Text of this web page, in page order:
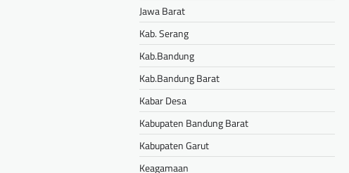
Jawa Barat
Kab. Serang
Kab.Bandung
Kab.Bandung Barat
Kabar Desa
Kabupaten Bandung Barat
Kabupaten Garut
Keagamaan